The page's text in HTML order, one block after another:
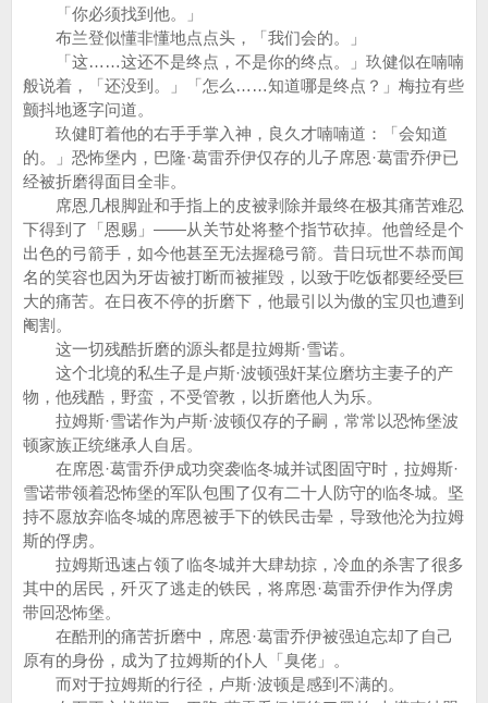
「你必须找到他。」
布兰登似懂非懂地点点头，「我们会的。」
「这……这还不是终点，不是你的终点。」玖健似在喃喃
般说着，「还没到。」「怎么……知道哪是终点？」梅拉有些
颤抖地逐字问道。
玖健盯着他的右手手掌入神，良久才喃喃道：「会知道
的。」恐怖堡内，巴隆·葛雷乔伊仅存的儿子席恩·葛雷乔伊已
经被折磨得面目全非。
席恩几根脚趾和手指上的皮被剥除并最终在极其痛苦难忍
下得到了「恩赐」——从关节处将整个指节砍掉。他曾经是个
出色的弓箭手，如今他甚至无法握稳弓箭。昔日玩世不恭而闻
名的笑容也因为牙齿被打断而被摧毁，以致于吃饭都要经受巨
大的痛苦。在日夜不停的折磨下，他最引以为傲的宝贝也遭到
阉割。
这一切残酷折磨的源头都是拉姆斯·雪诺。
这个北境的私生子是卢斯·波顿强奸某位磨坊主妻子的产
物，他残酷，野蛮，不受管教，以折磨他人为乐。
拉姆斯·雪诺作为卢斯·波顿仅存的子嗣，常常以恐怖堡波
顿家族正统继承人自居。
在席恩·葛雷乔伊成功突袭临冬城并试图固守时，拉姆斯·
雪诺带领着恐怖堡的军队包围了仅有二十人防守的临冬城。坚
持不愿放弃临冬城的席恩被手下的铁民击晕，导致他沦为拉姆
斯的俘虏。
拉姆斯迅速占领了临冬城并大肆劫掠，冷血的杀害了很多
其中的居民，歼灭了逃走的铁民，将席恩·葛雷乔伊作为俘虏
带回恐怖堡。
在酷刑的痛苦折磨中，席恩·葛雷乔伊被强迫忘却了自己
原有的身份，成为了拉姆斯的仆人「臭佬」。
而对于拉姆斯的行径，卢斯·波顿是感到不满的。